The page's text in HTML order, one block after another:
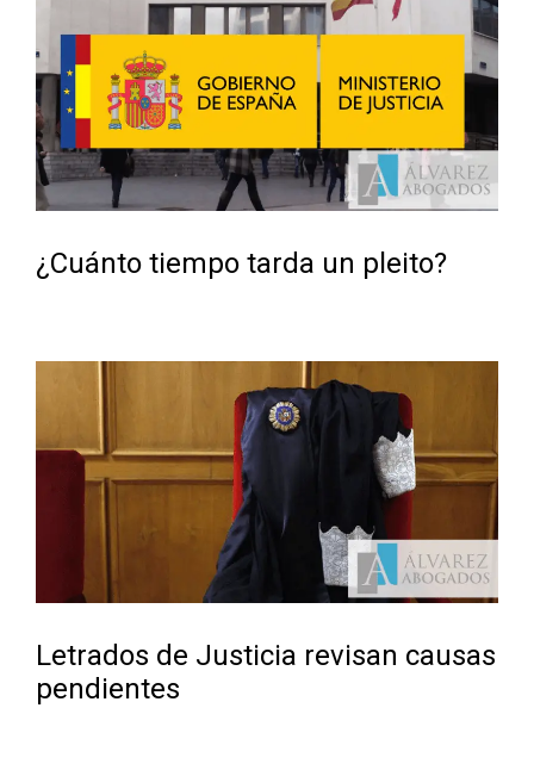
¿Cuánto tiempo tarda un pleito?
Letrados de Justicia revisan causas
pendientes